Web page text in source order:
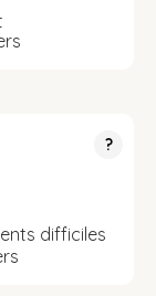
?
difficiles